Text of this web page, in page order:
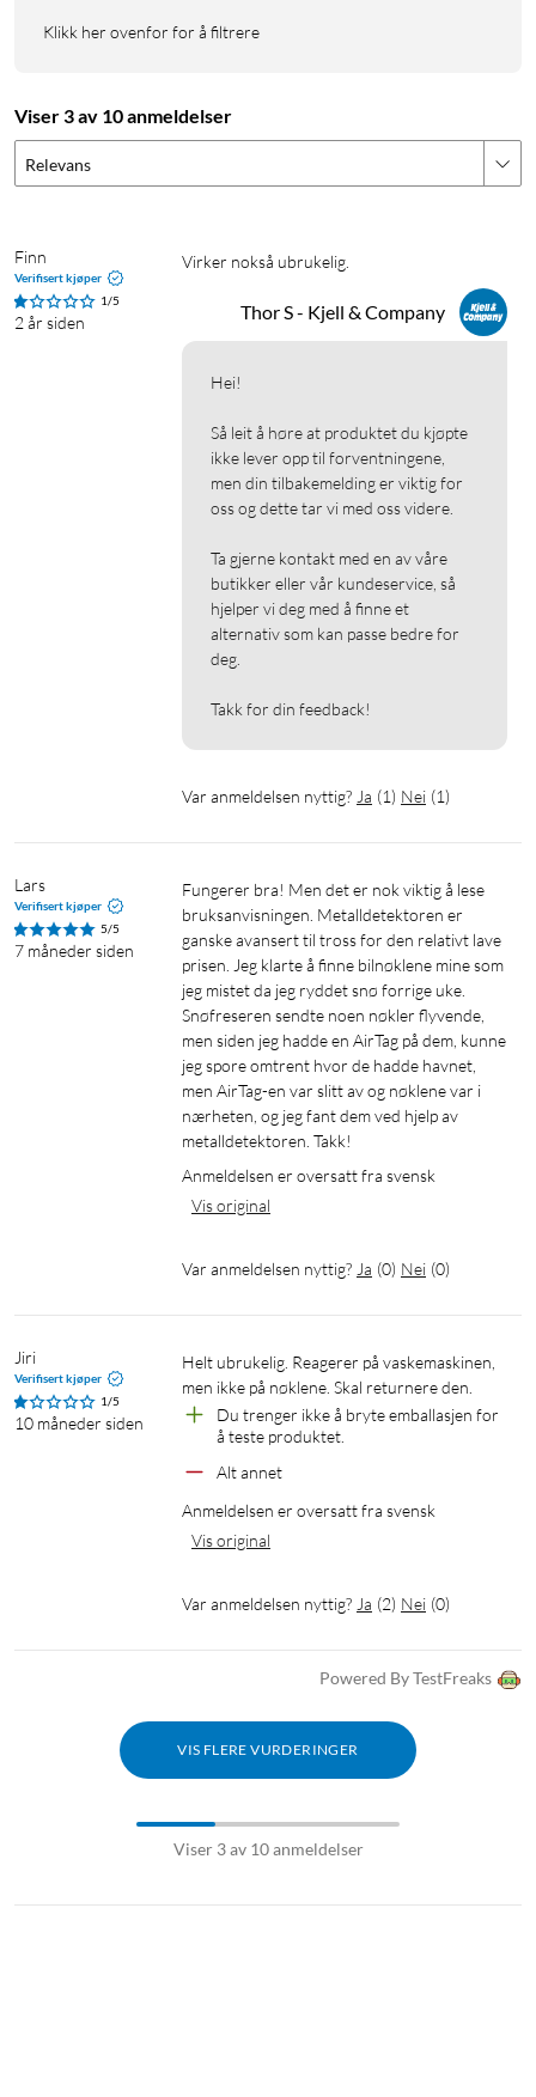
Klikk her ovenfor for å filtrere
Viser 3 av 10 anmeldelser
Relevans
Finn
Verifisert kjøper
1/5
2 år siden
Virker nokså ubrukelig.
Thor S - Kjell & Company
Hei!
Så leit å høre at produktet du kjøpte
ikke lever opp til forventningene,
men din tilbakemelding er viktig for
oss og dette tar vi med oss videre.
Ta gjerne kontakt med en av våre
butikker eller vår kundeservice, så
hjelper vi deg med å finne et
alternativ som kan passe bedre for
deg.
Takk for din feedback!
Var anmeldelsen nyttig? Ja (1) Nei (1)
Lars
Verifisert kjøper
5/5
7 måneder siden
Fungerer bra! Men det er nok viktig å lese
bruksanvisningen. Metalldetektoren er
ganske avansert til tross for den relativt lave
prisen. Jeg klarte å finne bilnøklene mine som
jeg mistet da jeg ryddet snø forrige uke.
Snøfreseren sendte noen nøkler flyvende,
men siden jeg hadde en AirTag på dem, kunne
jeg spore omtrent hvor de hadde havnet,
men AirTag-en var slitt av og nøklene var i
nærheten, og jeg fant dem ved hjelp av
metalldetektoren. Takk!
Anmeldelsen er oversatt fra svensk
Vis original
Var anmeldelsen nyttig? Ja (0) Nei (0)
Jiri
Verifisert kjøper
1/5
10 måneder siden
Helt ubrukelig. Reagerer på vaskemaskinen,
men ikke på nøklene. Skal returnere den.
Du trenger ikke å bryte emballasjen for
å teste produktet.
Alt annet
Anmeldelsen er oversatt fra svensk
Vis original
Var anmeldelsen nyttig? Ja (2) Nei (0)
Powered By TestFreaks
VIS FLERE VURDERINGER
Viser 3 av 10 anmeldelser